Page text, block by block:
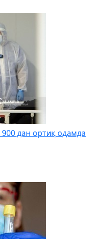
дан ортиқ одамда